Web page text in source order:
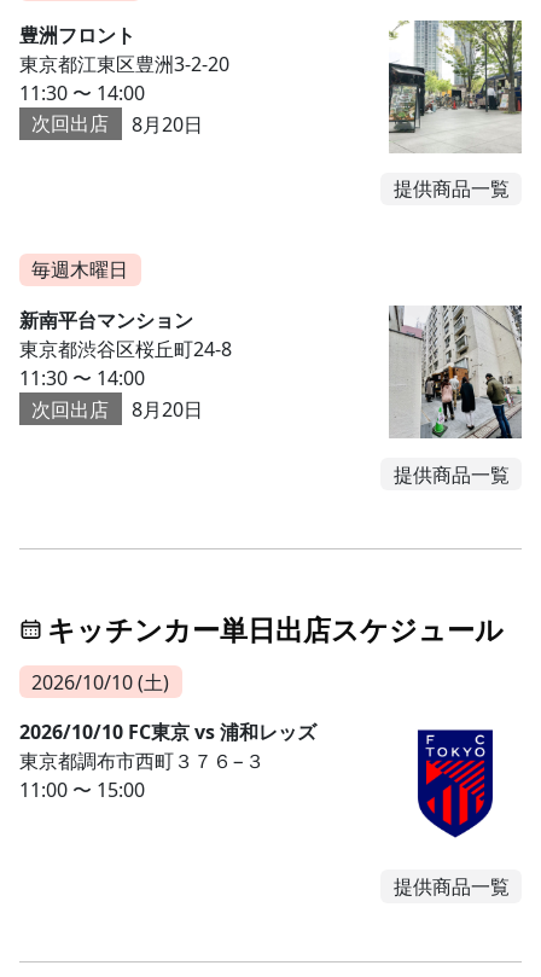
豊洲フロント
東京都江東区豊洲3-2-20
11:30 〜 14:00
次回出店
8月20日
提供商品一覧
毎週木曜日
新南平台マンション
東京都渋谷区桜丘町24-8
11:30 〜 14:00
次回出店
8月20日
提供商品一覧
キッチンカー単日出店スケジュール
2026/10/10 (土)
2026/10/10 FC東京 vs 浦和レッズ
東京都調布市西町３７６−３
11:00 〜 15:00
提供商品一覧